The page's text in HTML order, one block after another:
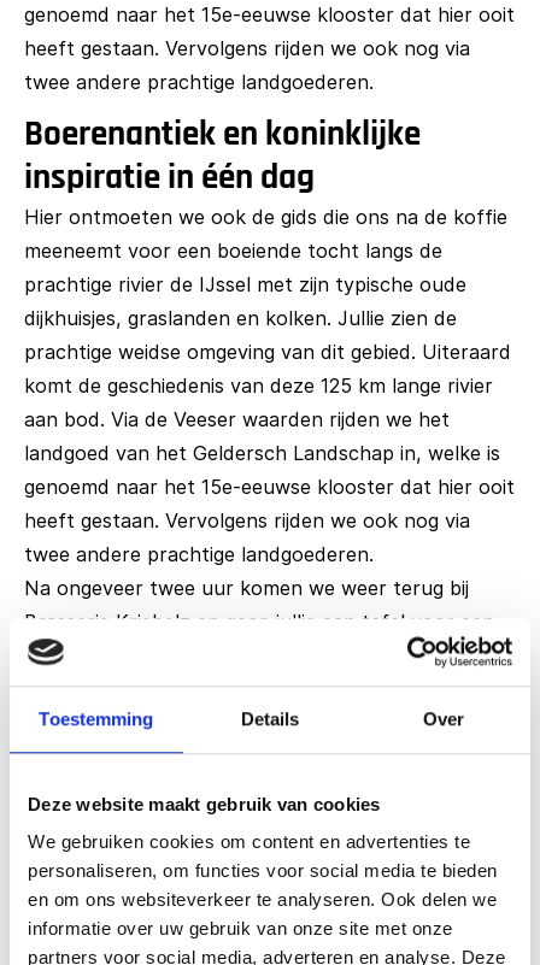
Toestemming Details Over
Deze website maakt gebruik van cookies
We gebruiken cookies om content en advertenties te
personaliseren, om functies voor social media te bieden
en om ons websiteverkeer te analyseren. Ook delen we
informatie over uw gebruik van onze site met onze
partners voor social media, adverteren en analyse. Deze
genoemd naar het 15e-eeuwse klooster dat hier ooit
heeft gestaan. Vervolgens rijden we ook nog via
twee andere prachtige landgoederen.
Boerenantiek en koninklijke
inspiratie in één dag
Hier ontmoeten we ook de gids die ons na de koffie
meeneemt voor een boeiende tocht langs de
prachtige rivier de IJssel met zijn typische oude
dijkhuisjes, graslanden en kolken. Jullie zien de
prachtige weidse omgeving van dit gebied. Uiteraard
komt de geschiedenis van deze 125 km lange rivier
aan bod. Via de Veeser waarden rijden we het
landgoed van het Geldersch Landschap in, welke is
genoemd naar het 15e-eeuwse klooster dat hier ooit
heeft gestaan. Vervolgens rijden we ook nog via
twee andere prachtige landgoederen.
Na ongeveer twee uur komen we weer terug bij
Brasserie Kriebelz en gaan jullie aan tafel voor een
heerlijke en bijzondere maaltijd: Dekselse Pannetjes.
Per groep kunnen jullie een keuze maken uit 3
heerlijke en verrassende hoofdgerechten, die
worden aangeboden in pannetjes. Na de maaltijd
museum is één van de vier in zijn soort in Nederland
en is dus een bijzondere bezienswaardigheid. Jullie
worden ontvangen met koffie en kruidkoek en
vervolgens krijgen jullie een rondleiding waarbij jullie